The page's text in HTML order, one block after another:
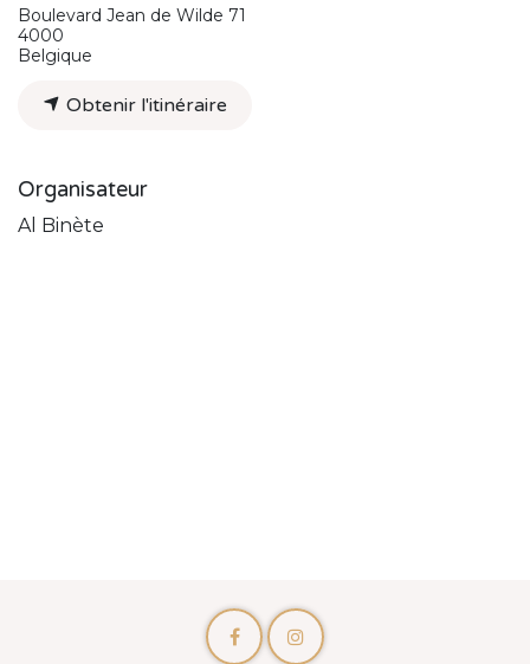
Boulevard Jean de Wilde 71
4000
Belgique
Obtenir l'itinéraire
Organisateur
Al Binète